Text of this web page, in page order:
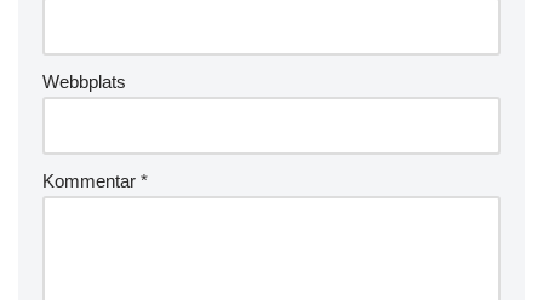
Webbplats
Kommentar *